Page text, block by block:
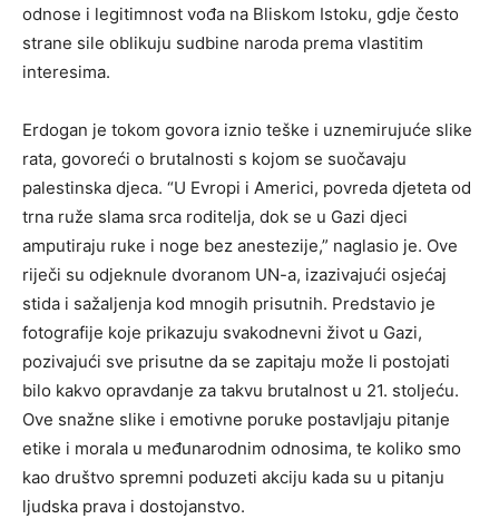
odnose i legitimnost vođa na Bliskom Istoku, gdje često
strane sile oblikuju sudbine naroda prema vlastitim
interesima.
Erdogan je tokom govora iznio teške i uznemirujuće slike
rata, govoreći o brutalnosti s kojom se suočavaju
palestinska djeca. “U Evropi i Americi, povreda djeteta od
trna ruže slama srca roditelja, dok se u Gazi djeci
amputiraju ruke i noge bez anestezije,” naglasio je. Ove
riječi su odjeknule dvoranom UN-a, izazivajući osjećaj
stida i sažaljenja kod mnogih prisutnih. Predstavio je
fotografije koje prikazuju svakodnevni život u Gazi,
pozivajući sve prisutne da se zapitaju može li postojati
bilo kakvo opravdanje za takvu brutalnost u 21. stoljeću.
Ove snažne slike i emotivne poruke postavljaju pitanje
etike i morala u međunarodnim odnosima, te koliko smo
kao društvo spremni poduzeti akciju kada su u pitanju
ljudska prava i dostojanstvo.